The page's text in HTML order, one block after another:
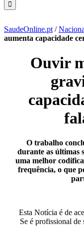
SaudeOnline.pt /
aumenta capacidade
Ouvir
O trabalho
durante as últimas
uma melhor
frequência, o que
Esta Notícia é de
Se é profissional de